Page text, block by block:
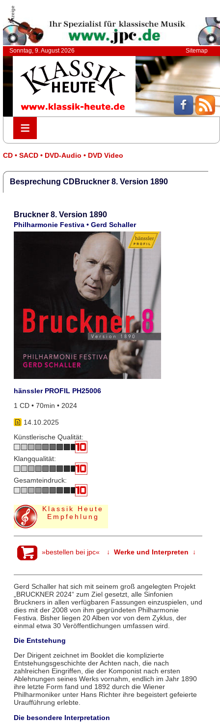
Anzeige
Sonntag, 9. August 2026 Sitemap
≡
≡
CD • SACD • DVD-Audio • DVD Video
Besprechung CDBruckner 8. Version 1890
Bruckner 8. Version 1890
Philharmonie Festiva • Gerd Schaller
hänssler PROFIL PH25006
1 CD • 70min • 2024
14.10.2025
Künstlerische Qualität:
Klangqualität:
Gesamteindruck:
Klassik Heute
Empfehlung
»bestellen bei jpc« ↓ Werke und Interpreten ↓
Gerd Schaller hat sich mit seinem groß angelegten Projekt
„BRUCKNER 2024“ zum Ziel gesetzt, alle Sinfonien
Bruckners in allen verfügbaren Fassungen einzuspielen, und
dies mit der 2008 von ihm gegründeten Philharmonie
Festiva. Bisher liegen 20 Alben vor von dem Zyklus, der
einmal etwa 30 Veröffentlichungen umfassen wird.
Die Entstehung
Der Dirigent zeichnet im Booklet die komplizierte
Entstehungsgeschichte der Achten nach, die nach
zahlreichen Eingriffen, die der Komponist nach ersten
Ablehnungen seines Werks vornahm, endlich im Jahr 1890
ihre letzte Form fand und 1892 durch die Wiener
Philharmoniker unter Hans Richter ihre begeistert gefeierte
Uraufführung erlebte.
Die besondere Interpretation